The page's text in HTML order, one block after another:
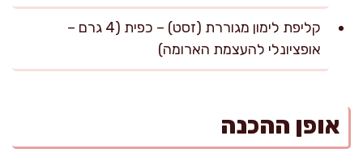
קליפת לימון מגוררת (זסט) – כפית (4 גרם –
אופציונלי להעצמת הארומה)
אופן ההכנה